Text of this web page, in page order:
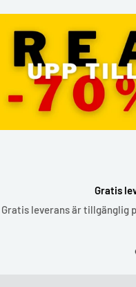
Gratis
Gratis leverans är tillgänglig